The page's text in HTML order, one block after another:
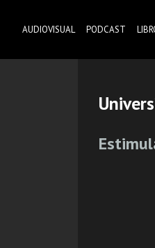
AUDIOVISUAL PODCAST